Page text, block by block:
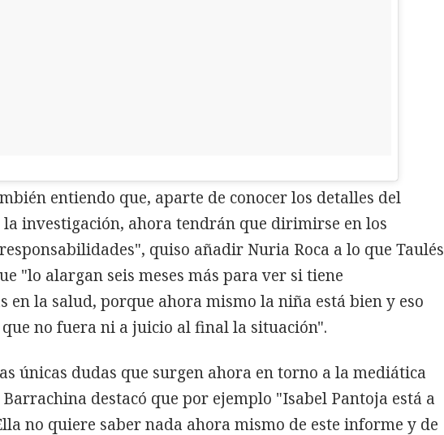
entiendo que, aparte de conocer los detalles del
investigación, ahora tendrán que dirimirse en los
quiso añadir Nuria Roca a lo que Taulés
"lo alargan seis meses más para ver si tiene
en la salud, porque ahora mismo la niña está bien y eso
no fuera ni a juicio al final la situación".
únicas dudas que surgen ahora en torno a la mediática
destacó que por ejemplo "Isabel Pantoja está a
no quiere saber nada ahora mismo de este informe y de